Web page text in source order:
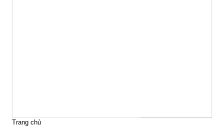
Trang chủ